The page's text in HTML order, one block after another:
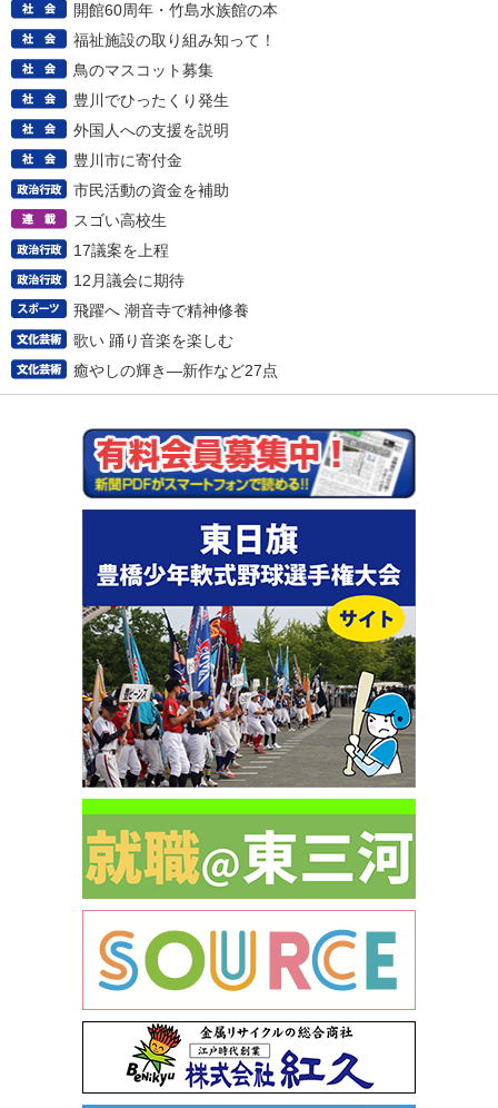
開館60周年・竹島水族館の本
福祉施設の取り組み知って！
鳥のマスコット募集
豊川でひったくり発生
外国人への支援を説明
豊川市に寄付金
市民活動の資金を補助
スゴい高校生
17議案を上程
12月議会に期待
飛躍へ 潮音寺で精神修養
歌い 踊り音楽を楽しむ
癒やしの輝き―新作など27点